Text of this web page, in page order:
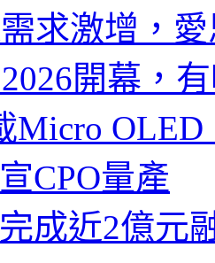
求激增，
2026開幕，
Micro
CPO量產
成近2億元